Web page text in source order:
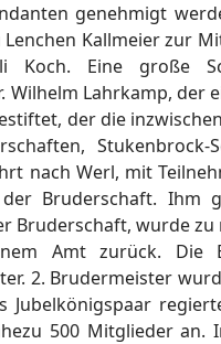
genehmigt
Kallmeier zur
Koch. Eine große
Lahrkamp, der
der die
Stukenbrock-
nach Werl, mit
Bruderschaft. Ihm
Bruderschaft, wurde
Amt zurück. Die
2. Brudermeister
500 Mitglieder an.